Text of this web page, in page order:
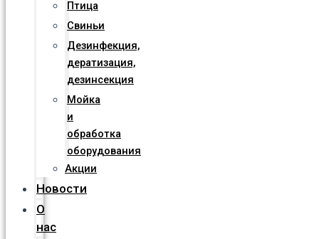
Птица
Свиньи
Дезинфекция,
дератизация,
дезинсекция
Мойка
и
обработка
оборудования
Акции
Новости
О
нас